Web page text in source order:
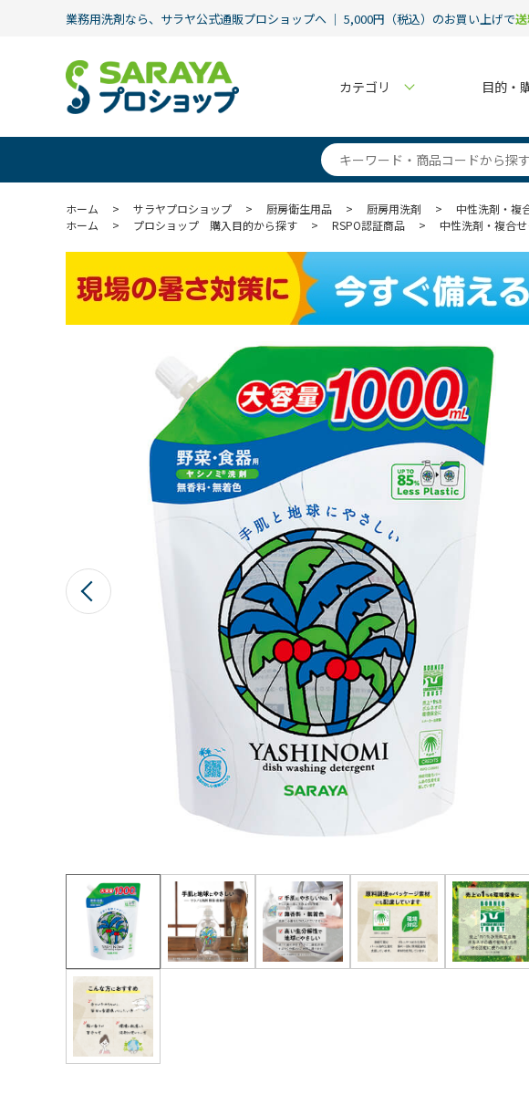
業務用洗剤なら、サラヤ公式通販プロショップへ ｜ 5,000円（税込）のお買い上げで
カテゴリ 目的・
ホーム > サラヤプロショップ > 厨房衛生用品 > 厨房用洗剤 > 中性洗剤・複
ホーム
> プロショップ 購入目的から探す > RSPO認証商品 > 中性洗剤・複合